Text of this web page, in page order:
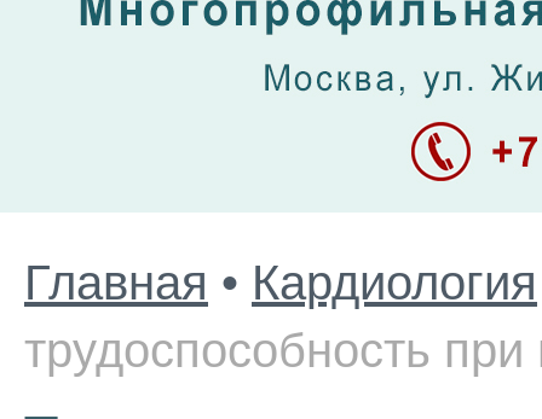
Главная • Кардиология
трудоспособность